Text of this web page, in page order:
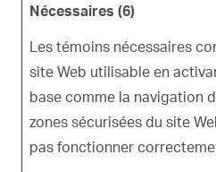
Nécessaires (6)
Les témoins nécessaires
site Web utilisable en
base comme la navigation
zones sécurisées du site
pas fonctionner